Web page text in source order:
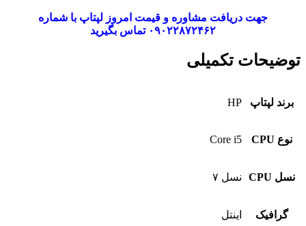
جهت دریافت مشاوره و قیمت امروز لپتاپ با شماره
۰۹۰۲۲۸۷۲۴۶۲ تماس بگیرید
توضیحات تکمیلی
برند لپتاپ HP
نوع CPU Core i5
نسل CPU نسل ۷
گرافیک اینتل